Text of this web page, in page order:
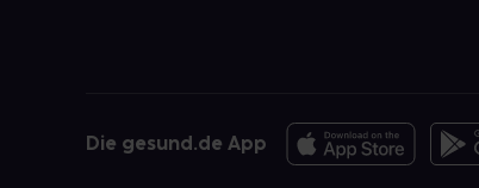
Die gesund.de App